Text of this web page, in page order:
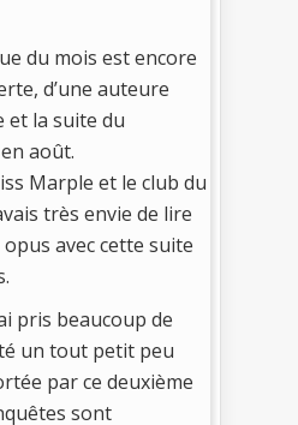
du mois est encore
d’une auteure
et la suite du
août.
Marple et le club du
très envie de lire
avec cette suite
pris beaucoup de
un tout petit peu
par ce deuxième
sont